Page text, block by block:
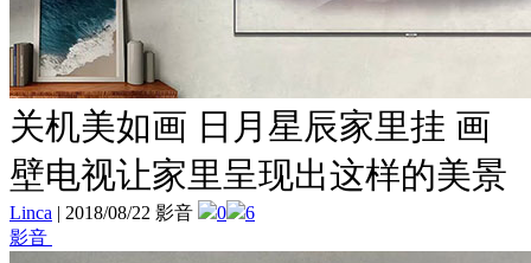
关机美如画 日月星辰家里挂 画
壁电视让家里呈现出这样的美景
Linca | 2018/08/22 影音 0
6
影音